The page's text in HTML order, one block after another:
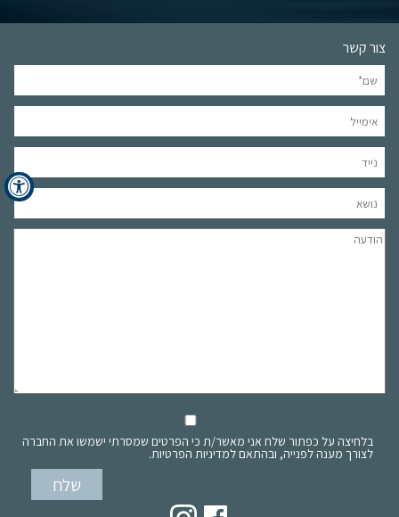
צור קשר
בלחיצה על כפתור שלח אני מאשר/ת כי הפרטים שמסרתי ישמשו את החברה
לצורך מענה לפנייה, ובהתאם למדיניות הפרטיות.